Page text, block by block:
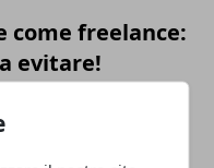
come freelance:
evitare!